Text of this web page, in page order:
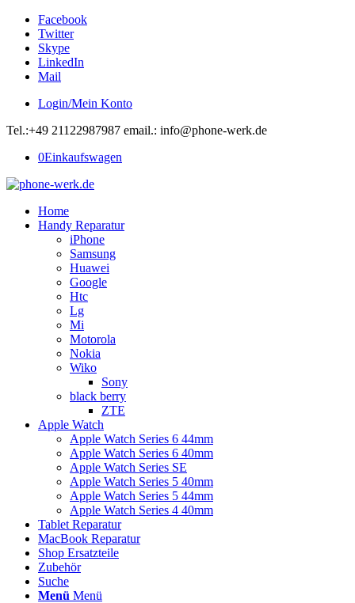
Facebook
Twitter
Skype
LinkedIn
Mail
Login/Mein Konto
Tel.:+49 21122987987 email.: info@phone-werk.de
0Einkaufswagen
Home
Handy Reparatur
iPhone
Samsung
Huawei
Google
Htc
Lg
Mi
Motorola
Nokia
Wiko
Sony
black berry
ZTE
Apple Watch
Apple Watch Series 6 44mm
Apple Watch Series 6 40mm
Apple Watch Series SE
Apple Watch Series 5 40mm
Apple Watch Series 5 44mm
Apple Watch Series 4 40mm
Tablet Reparatur
MacBook Reparatur
Shop Ersatzteile
Zubehör
Suche
Menü Menü